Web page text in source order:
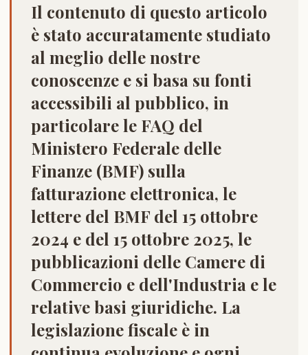
Il contenuto di questo articolo
è stato accuratamente studiato
al meglio delle nostre
conoscenze e si basa su fonti
accessibili al pubblico, in
particolare le FAQ del
Ministero Federale delle
Finanze (BMF) sulla
fatturazione elettronica, le
lettere del BMF del 15 ottobre
2024 e del 15 ottobre 2025, le
pubblicazioni delle Camere di
Commercio e dell'Industria e le
relative basi giuridiche. La
legislazione fiscale è in